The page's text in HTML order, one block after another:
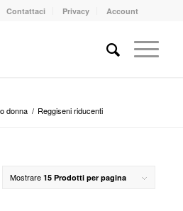
Contattaci Privacy Account
donna / Reggiseni riducenti
Mostrare 15 Prodotti per pagina